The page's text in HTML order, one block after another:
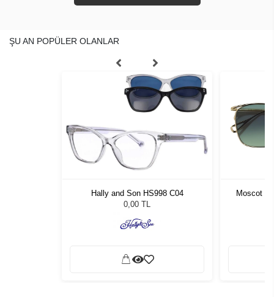
ŞU AN POPÜLER OLANLAR
Hally and Son HS998 C04
0,00 TL
Moscot